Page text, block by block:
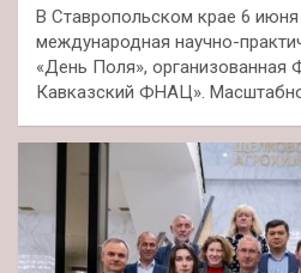
В Ставропольском крае 6
международная научно-
«День Поля»,
Кавказский ФНАЦ».